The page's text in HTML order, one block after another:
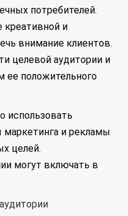
потребителей.
креативной и
внимание клиентов.
целевой аудитории и
ее положительного
использовать
и рекламы
целей.
могут включать в